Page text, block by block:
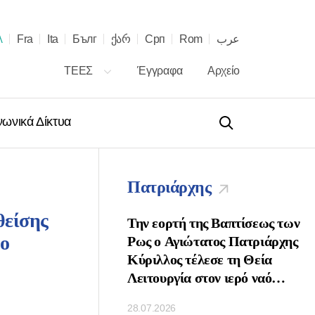
Fra Ita Бълг ქარ Срп Rom عرب
ΤΕΕΣ Έγγραφα Αρχείο
Δίκτυα
Πατριάρχης
ἑορτῇ τῶν
τοῦ Πατριάρχου
Την εορτή της Βαπτίσεως των
Ρως ο Αγιώτατος Πατριάρχης
Κύριλλος τέλεσε τη Θεία
Λειτουργία στον ιερό ναό
28.07.2026